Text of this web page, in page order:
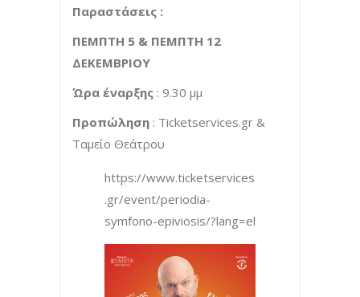
Παραστάσεις :
ΠΕΜΠΤΗ 5 & ΠΕΜΠΤΗ 12
ΔΕΚΕΜΒΡΙΟΥ
Ώρα έναρξης : 9.30 μμ
Προπώληση : Ticketservices.gr &
Ταμείο Θεάτρου
https://www.ticketservices
.gr/event/periodia-
symfono-epiviosis/?lang=el